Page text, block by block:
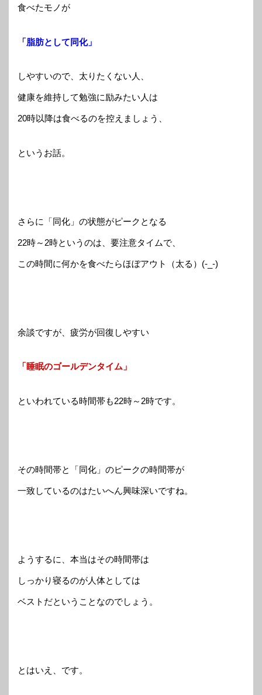
食べたモノが
「脂肪として同化」
しやすいので、太りたくない人、
健康を維持して勉強に励みたい人は
20時以降は食べるのを控えましょう、
というお話。
さらに「同化」の状態がピークとなる
22時～2時というのは、要注意タイムで、
この時間に何かを食べたらほぼアウト（太る）(-_-)
余談ですが、疲労が回復しやすい
「睡眠のゴールデンタイム」
といわれている時間帯も22時～2時です。
その時間帯と「同化」のピークの時間帯が
一致しているのはたいへん興味深いですね。
ようするに、本当はその時間帯は
しっかり寝るのが人体としては
ベストだということなのでしょう。
とはいえ、です。